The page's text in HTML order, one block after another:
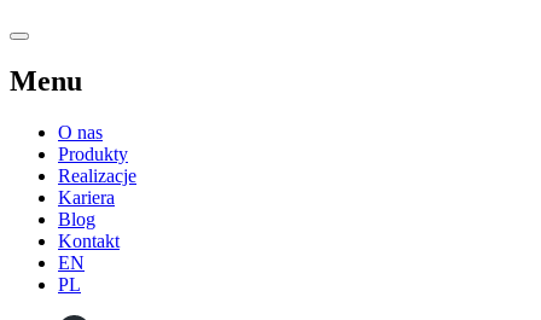
Menu
O nas
Produkty
Realizacje
Kariera
Blog
Kontakt
EN
PL